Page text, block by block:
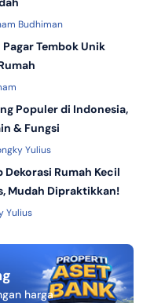
Budhiman
Tembok Unik
Populer di Indonesia,
& Fungsi
Yulius
Dekorasi Rumah Kecil
Mudah Dipraktikkan!
Yulius
harga